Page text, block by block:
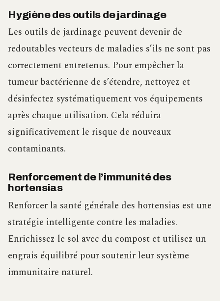
Hygiène des outils de jardinage
Les outils de jardinage peuvent devenir de
redoutables vecteurs de maladies s’ils ne sont pas
correctement entretenus. Pour empêcher la
tumeur bactérienne de s’étendre, nettoyez et
désinfectez systématiquement vos équipements
après chaque utilisation. Cela réduira
significativement le risque de nouveaux
contaminants.
Renforcement de l’immunité des
hortensias
Renforcer la santé générale des hortensias est une
stratégie intelligente contre les maladies.
Enrichissez le sol avec du compost et utilisez un
engrais équilibré pour soutenir leur système
immunitaire naturel.